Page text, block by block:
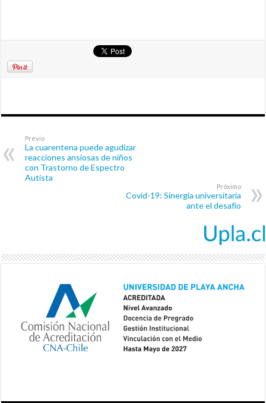
Previo
La cuarentena puede agudizar
reacciones ansiosas de niños
con Trastorno de Espectro
Autista
Próximo
Covid-19: Sinergia universitaria
ante el desafío